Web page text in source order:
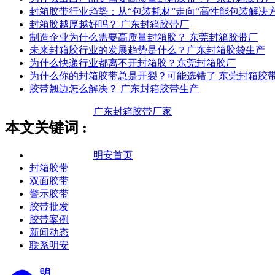
封箱胶带行业趋势：从“包装耗材”走向“高性能包装解决
封箱胶越厚越好吗？ 广东封箱胶带厂
制造企业为什么需要高质量封箱胶？ 东莞封箱胶带厂
未来封箱胶行业的发展趋势是什么？广东封箱胶袋生产
为什么快递行业都离不开封箱胶？东莞封箱胶厂
为什么你的封箱胶带总是开裂？可能选错了 东莞封箱胶
胶带翘边怎么解决？ 广东封箱胶带生产
本文关键词 :
广东封箱胶带厂家
明安首页
封箱胶带
双面胶带
警示胶带
胶带批发
胶带案例
新闻动态
联系明安